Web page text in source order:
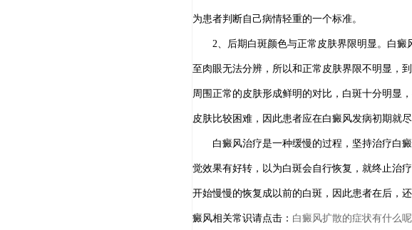
为患者判断自己病情轻重的一个标准。
2、后期白斑颜色与正常皮肤界限明显。白癜
至肉眼无法分辨，所以和正常皮肤界限不明显，
周围正常的皮肤形成鲜明的对比，白斑十分明显
皮肤比较困难，因此患者应在白癜风发病初期就尽
白癜风治疗是一种缓慢的过程，坚持治疗白癜
觉效果有好转，以为白斑会自行恢复，就终止治
开始慢慢的恢复成以前的白斑，因此患者在后，
癜风相关常识请点击： 白癜风扩散的症状有什么呢